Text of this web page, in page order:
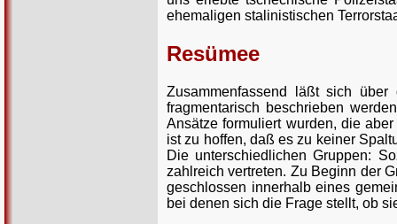
ehemaligen stalinistischen
Resümee
Zusammenfassend läßt sich
fragmentarisch beschrieben
Ansätze formuliert wurden, die
ist zu hoffen, daß es zu keiner
Die unterschiedlichen Gruppen:
zahlreich vertreten. Zu Beginn der
geschlossen innerhalb eines
bei denen sich die Frage stellt, ob